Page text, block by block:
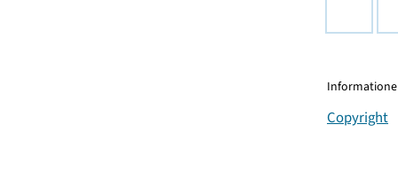
Copyright